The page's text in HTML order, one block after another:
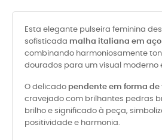
Esta elegante pulseira feminina
sofisticada malha italiana em
combinando harmoniosamente
dourados para um visual moderno
O delicado pendente em forma de
cravejado com brilhantes pedras
brilho e significado à peça,
positividade e harmonia.